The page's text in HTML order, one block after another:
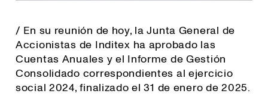
/ En su reunión de hoy, la Junta General de
Accionistas de Inditex ha aprobado las
Cuentas Anuales y el Informe de Gestión
Consolidado correspondientes al ejercicio
social 2024, finalizado el 31 de enero de 2025.